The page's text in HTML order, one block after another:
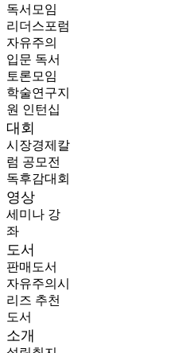
독서모임
리더스포럼
자유주의
입문 독서
토론모임
학술연구지
원 인턴십
대회
시장경제칼
럼 공모전
독후감대회
영상
세미나 강
좌
도서
판매도서
자유주의시
리즈 추천
도서
소개